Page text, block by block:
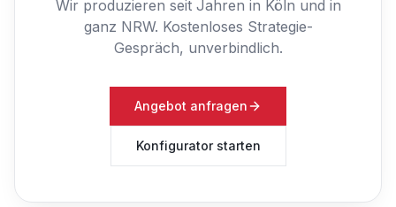
Wir produzieren seit Jahren in Köln und in
ganz NRW. Kostenloses Strategie-
Gespräch, unverbindlich.
Angebot anfragen
Konfigurator starten